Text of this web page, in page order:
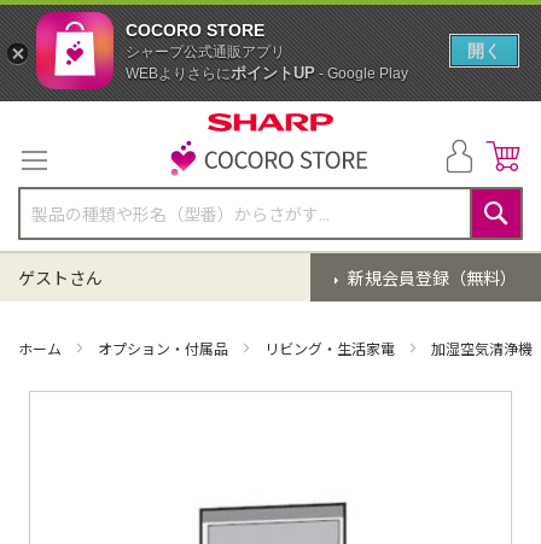
テ
ン
ツ
に
ス
キ
ッ
検
索
新規会員登録（無料）
ゲストさん
ホーム オプション・付属品 リビング・生活家電 加湿空気清浄機
COCORO STORE
シャープ公式通販アプリ
WEBよりさらにポイントUP- Google Play
開く